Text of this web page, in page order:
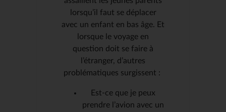
lorsqu’il faut se déplacer
avec un enfant en bas âge. Et
lorsque le voyage en
question doit se faire à
l’étranger, d’autres
problématiques surgissent :
Est-ce que je peux
prendre l’avion avec un